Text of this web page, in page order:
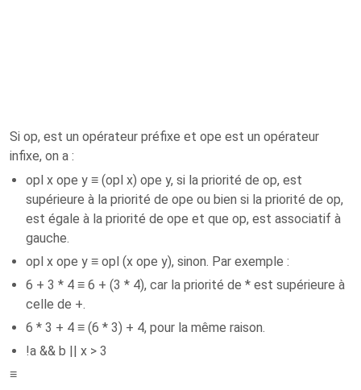
Si op, est un opérateur préfixe et ope est un opérateur
infixe, on a :
opl x ope y ≡ (opl x) ope y, si la priorité de op, est
supérieure à la priorité de ope ou bien si la priorité de op,
est égale à la priorité de ope et que op, est associatif à
gauche.
opl x ope y ≡ opl (x ope y), sinon. Par exemple :
6 + 3 * 4 ≡ 6 + (3 * 4), car la priorité de * est supérieure à
celle de +.
6 * 3 + 4 ≡ (6 * 3) + 4, pour la même raison.
!a && b || x > 3
≡